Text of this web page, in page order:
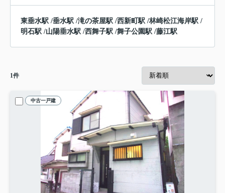
東垂水駅 /垂水駅 /滝の茶屋駅 /西新町駅 /林崎松江海岸駅 /
明石駅 /山陽垂水駅 /西舞子駅 /舞子公園駅 /藤江駅
1件
中古一戸建